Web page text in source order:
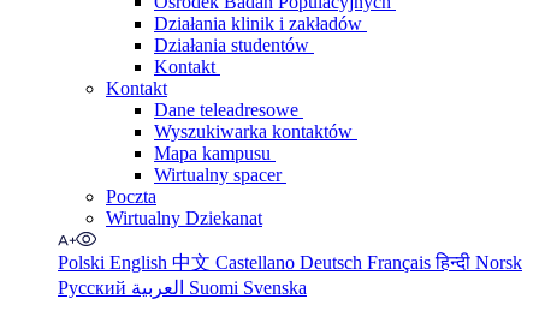
Działania klinik i zakładów
Działania studentów
Kontakt
Kontakt
Dane teleadresowe
Wyszukiwarka kontaktów
Mapa kampusu
Wirtualny spacer
Poczta
Wirtualny Dziekanat
Polski English 中文 Castellano Deutsch Françaisहिन्दी Norsk
Русский
Suomi Svenska